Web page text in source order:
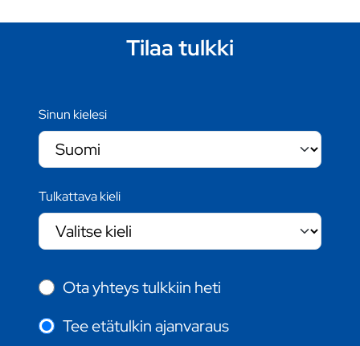
Tilaa tulkki
Sinun kielesi
Tulkattava kieli
Ota yhteys tulkkiin heti
Tee etätulkin ajanvaraus